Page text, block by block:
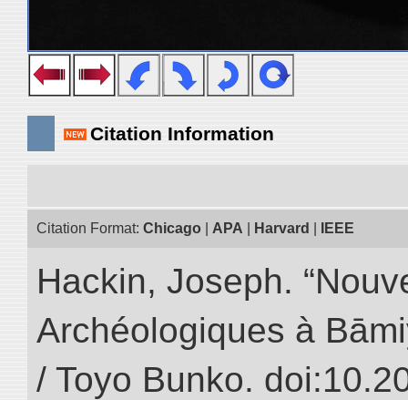
Citation Information
Citation Format: Chicago APA Harvard IEEE
Hackin, Joseph.
Archéologiques à
/ Toyo Bunko.